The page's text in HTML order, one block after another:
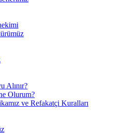
Alınır?
Olurum?
ve Refakatçi Kuralları